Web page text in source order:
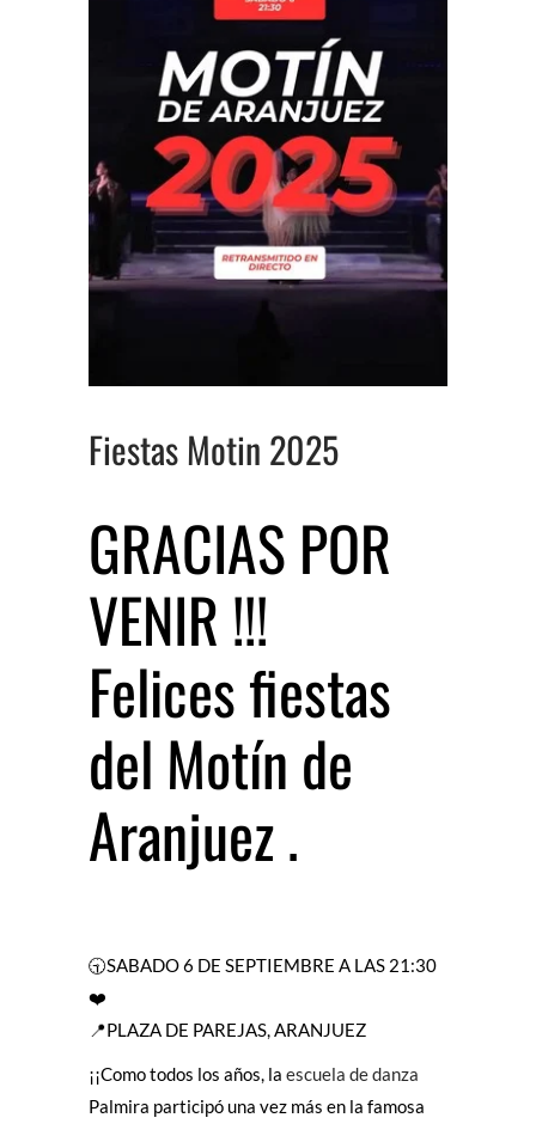
Fiestas Motin 2025
GRACIAS POR
VENIR !!!
Felices fiestas
del Motín de
Aranjuez .
🕤SABADO 6 DE SEPTIEMBRE A LAS 21:30
❤️
📍PLAZA DE PAREJAS, ARANJUEZ
¡¡Como todos los años, la escuela de danza
Palmira participó una vez más en la famosa